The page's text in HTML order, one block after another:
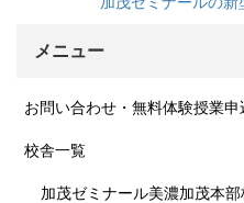
メニュー
お問い合わせ・無料体験授業申
校舎一覧
加茂ゼミナール美濃加茂本部